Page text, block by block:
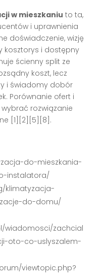
w mieszkaniu to ta,
i uprawnienia
doświadczenie, wizję
kosztorys i dostępny
ścienny split ze
koszt, lecz
i świadomy dobór
Porównanie ofert i
rozwiązanie
[1][2][5][8] .
do-mieszkania-
instalatora/
klimatyzacja-
do-domu/
wiadomosci/zachcial
oto-co-uslyszalem-
viewtopic.php?